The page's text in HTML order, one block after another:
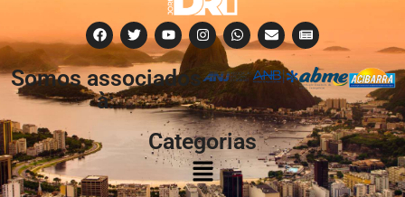
Somos associados
à:
Categorias